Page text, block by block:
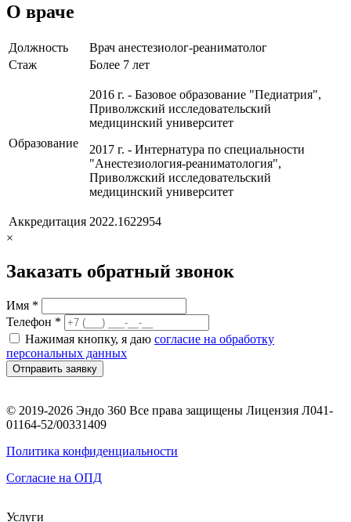
О враче
Должность
Врач анестезиолог-реаниматолог
Стаж
Более 7 лет
Образование
2016 г. - Базовое образование "Педиатрия",
Приволжский исследовательский
медицинский университет
2017 г. - Интернатура по специальности
"Анестезиология-реаниматология",
Приволжский исследовательский
медицинский университет
Аккредитация 2022.1622954
×
Заказать обратный звонок
Имя *
Телефон *
Нажимая кнопку, я даю согласие на обработку
персональных данных
Отправить заявку
© 2019-2026 Эндо 360 Все права защищены Лицензия Л041-
01164-52/00331409
Политика конфиденциальности
Согласие на ОПД
Услуги